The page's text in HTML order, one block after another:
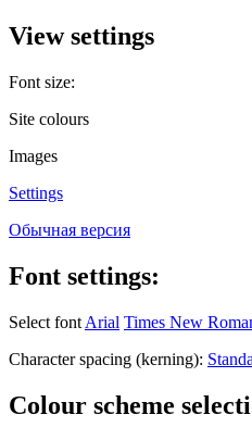
View settings
Font size:
Site colours
Images
Settings
Обычная версия
Font settings:
Select font Arial Times New
Character spacing (kerning):
Colour scheme